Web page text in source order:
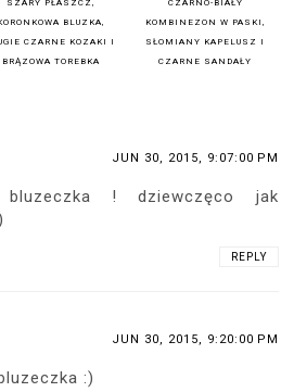
SZARY PŁASZCZ,
BLUZKA,
CZARNE KOZAKI I
BRĄZOWA TOREBKA
CZARNO-BIAŁY
KOMBINEZON W PASKI,
SŁOMIANY KAPELUSZ I
CZARNE SANDAŁY
JUN 30, 2015, 9:07:00 PM
bluzeczka ! dziewczęco jak
REPLY
JUN 30, 2015, 9:20:00 PM
:)